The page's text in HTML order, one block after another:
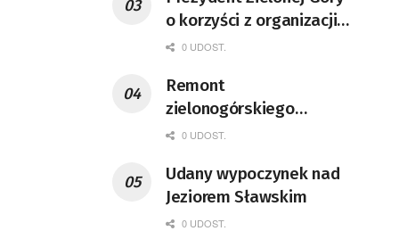
o korzyści z organizacji
mety Tour de Pologne
0 UDOST.
Remont
zielonogórskiego
deptaka zgodnie z
0 UDOST.
Udany wypoczynek nad
Jeziorem Sławskim
0 UDOST.